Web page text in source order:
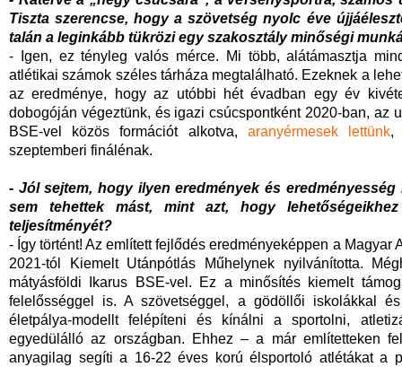
Tiszta szerencse, hogy a szövetség nyolc éve
talán a leginkább tükrözi egy szakosztály minőségi
- Igen, ez tényleg valós mérce. Mi több, alátámasztja
atlétikai számok széles tárháza megtalálható. Ezeknek a
az eredménye, hogy az utóbbi hét évadban egy év
dobogóján végeztünk, és igazi csúcspontként 2020-ban, az
BSE-vel közös formációt alkotva, aranyérmesek lettünk,
szeptemberi finálénak.
- Jól sejtem, hogy ilyen eredmények és
sem tehettek mást, mint azt, hogy
teljesítményét?
- Így történt! Az említett fejlődés eredményeképpen a
2021-tól Kiemelt Utánpótlás Műhelynek nyilvánította.
mátyásföldi Ikarus BSE-vel. Ez a minősítés kiemelt
felelősséggel is. A szövetséggel, a gödöllői iskolákkal
életpálya-modellt felépíteni és kínálni a sportolni,
egyedülálló az országban. Ehhez – a már említetteken
anyagilag segíti a 16-22 éves korú élsportoló atlétákat a